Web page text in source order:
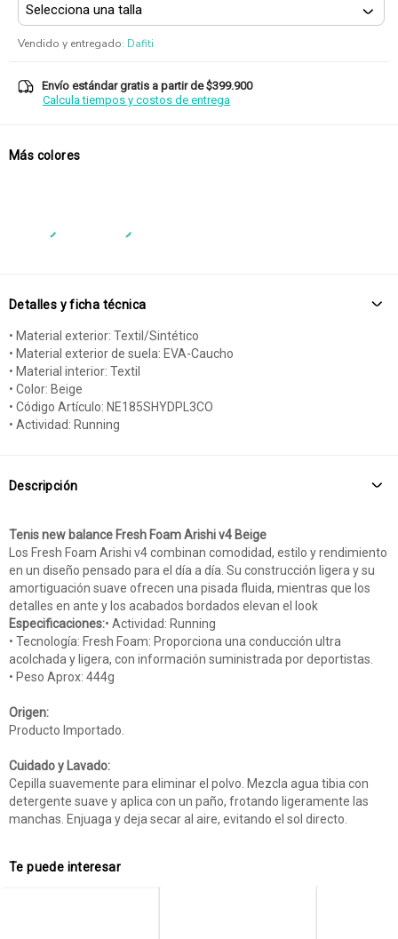
Vendido y entregado: Dafiti
Envío estándar gratis a partir de $399.900
Calcula tiempos y costos de entrega
Más colores
Detalles y ficha técnica
• Material exterior: Textil/Sintético
• Material exterior de suela: EVA-Caucho
• Material interior: Textil
• Color: Beige
• Código Artículo: NE185SHYDPL3CO
• Actividad: Running
Descripción
Tenis new balance Fresh Foam Arishi v4 Beige
Los Fresh Foam Arishi v4 combinan comodidad, estilo y rendimiento
en un diseño pensado para el día a día. Su construcción ligera y su
amortiguación suave ofrecen una pisada fluida, mientras que los
detalles en ante y los acabados bordados elevan el look
Especificaciones:• Actividad: Running
• Tecnología: Fresh Foam: Proporciona una conducción ultra
acolchada y ligera, con información suministrada por deportistas.
• Peso Aprox: 444g
Origen:
Producto Importado.
Cuidado y Lavado:
Cepilla suavemente para eliminar el polvo. Mezcla agua tibia con
detergente suave y aplica con un paño, frotando ligeramente las
manchas. Enjuaga y deja secar al aire, evitando el sol directo.
Te puede interesar